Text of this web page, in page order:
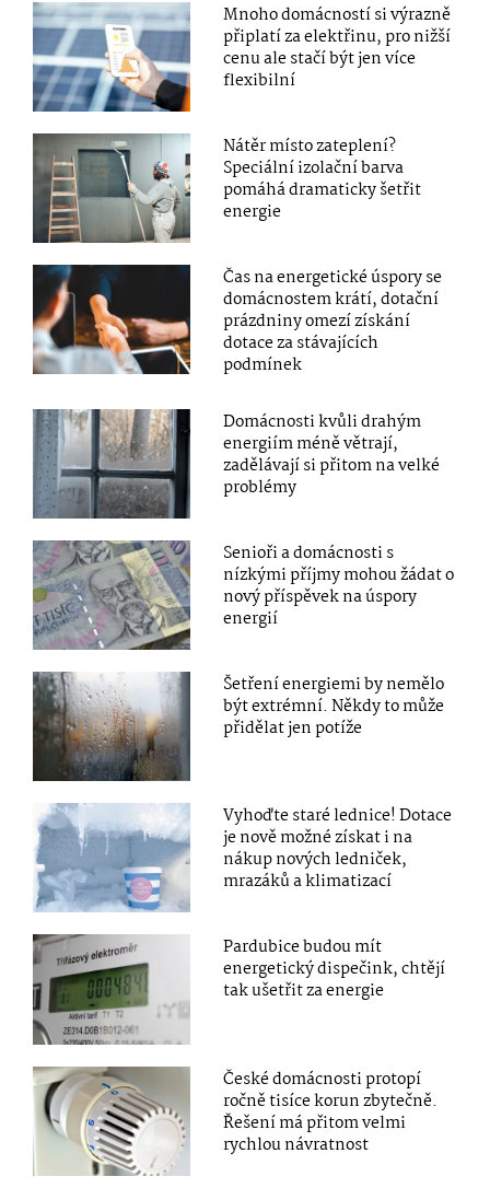
Mnoho domácností si výrazně
připlatí za elektřinu, pro nižší
cenu ale stačí být jen více
flexibilní
Nátěr místo zateplení?
Speciální izolační barva
pomáhá dramaticky šetřit
energie
Čas na energetické úspory se
domácnostem krátí, dotační
prázdniny omezí získání
dotace za stávajících
podmínek
Domácnosti kvůli drahým
energiím méně větrají,
zadělávají si přitom na velké
problémy
Senioři a domácnosti s
nízkými příjmy mohou žádat o
nový příspěvek na úspory
energií
Šetření energiemi by nemělo
být extrémní. Někdy to může
přidělat jen potíže
Vyhoďte staré lednice! Dotace
je nově možné získat i na
nákup nových ledniček,
mrazáků a klimatizací
Pardubice budou mít
energetický dispečink, chtějí
tak ušetřit za energie
České domácnosti protopí
ročně tisíce korun zbytečně.
Řešení má přitom velmi
rychlou návratnost